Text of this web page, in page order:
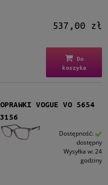
537,00 zł
Do
koszyka
OPRAWKI VOGUE VO 5654
3156
Dostępność:
dostępny
Wysyłka w: 24
godziny